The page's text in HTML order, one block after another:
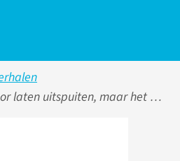
maar het bleek een tumor: